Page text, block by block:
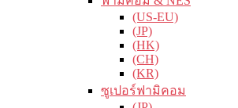
(US-EU)
(JP)
(HK)
(CH)
(KR)
ซูเปอร์ฟามิคอม